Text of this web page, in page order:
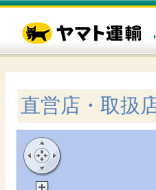
直営店・取扱